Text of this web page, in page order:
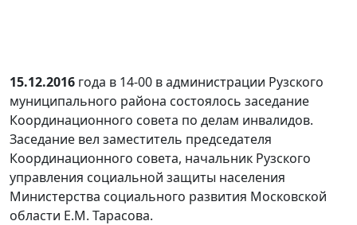
15.12.2016 года в 14-00 в администрации Рузского
муниципального района состоялось заседание
Координационного совета по делам инвалидов.
Заседание вел заместитель председателя
Координационного совета, начальник Рузского
управления социальной защиты населения
Министерства социального развития Московской
области Е.М. Тарасова.